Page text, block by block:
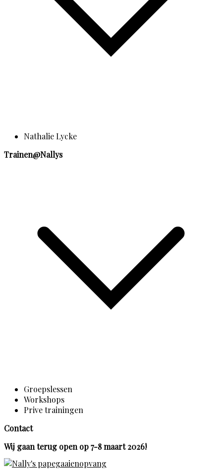
Nathalie Lycke
Trainen@Nallys
Groepslessen
Workshops
Prive trainingen
Contact
Wij gaan terug open op 7-8 maart 2026!